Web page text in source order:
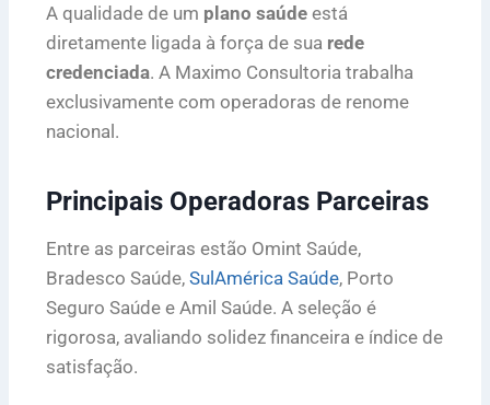
A qualidade de um plano saúde está
diretamente ligada à força de sua rede
credenciada. A Maximo Consultoria trabalha
exclusivamente com operadoras de renome
nacional.
Principais Operadoras Parceiras
Entre as parceiras estão Omint Saúde,
Bradesco Saúde, SulAmérica Saúde, Porto
Seguro Saúde e Amil Saúde. A seleção é
rigorosa, avaliando solidez financeira e índice de
satisfação.